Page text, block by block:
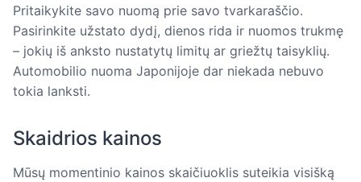
Pritaikykite savo nuomą prie savo tvarkaraščio.
Pasirinkite užstato dydį, dienos rida ir nuomos trukmę
– jokių iš anksto nustatytų limitų ar griežtų taisyklių.
Automobilio nuoma Japonijoje dar niekada nebuvo
tokia lanksti.
Skaidrios kainos
Mūsų momentinio kainos skaičiuoklis suteikia visišką